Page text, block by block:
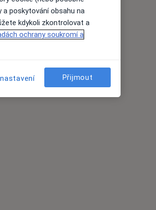
poskytování obsahu na
kdykoli zkontrolovat a
ochrany soukromí a
Přijmout